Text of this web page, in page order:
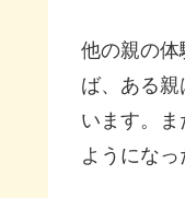
他の親の体
ば、ある
います。
ようになっ